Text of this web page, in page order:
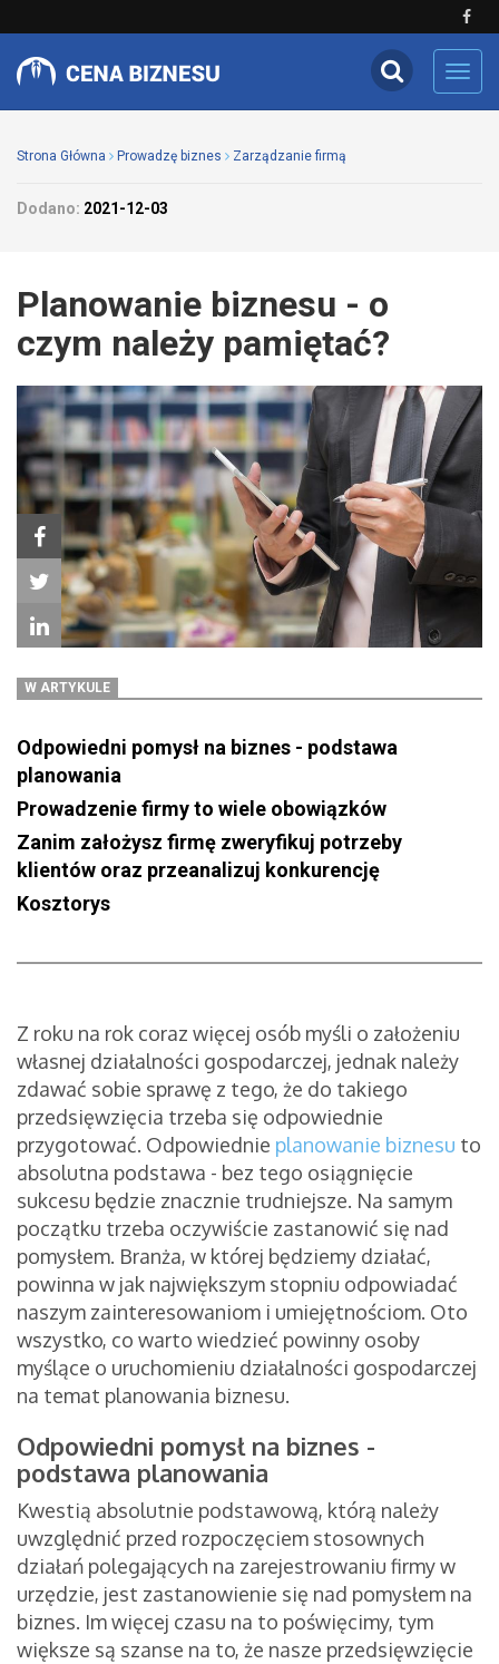
Strona Główna Prowadzę biznes Zarządzanie firmą
Dodano: 2021-12-03
Planowanie biznesu - o
czym należy pamiętać?
W ARTYKULE
Odpowiedni pomysł na biznes - podstawa
planowania
Prowadzenie firmy to wiele obowiązków
Zanim założysz firmę zweryfikuj potrzeby
klientów oraz przeanalizuj konkurencję
Kosztorys
Z roku na rok coraz więcej osób myśli o założeniu
własnej działalności gospodarczej, jednak należy
zdawać sobie sprawę z tego, że do takiego
przedsięwzięcia trzeba się odpowiednie
przygotować. Odpowiednie planowanie biznesu to
absolutna podstawa - bez tego osiągnięcie
sukcesu będzie znacznie trudniejsze. Na samym
początku trzeba oczywiście zastanowić się nad
pomysłem. Branża, w której będziemy działać,
powinna w jak największym stopniu odpowiadać
naszym zainteresowaniom i umiejętnościom. Oto
wszystko, co warto wiedzieć powinny osoby
myślące o uruchomieniu działalności gospodarczej
na temat planowania biznesu.
Odpowiedni pomysł na biznes -
podstawa planowania
Kwestią absolutnie podstawową, którą należy
uwzględnić przed rozpoczęciem stosownych
działań polegających na zarejestrowaniu firmy w
urzędzie, jest zastanowienie się nad pomysłem na
biznes. Im więcej czasu na to poświęcimy, tym
większe są szanse na to, że nasze przedsięwzięcie